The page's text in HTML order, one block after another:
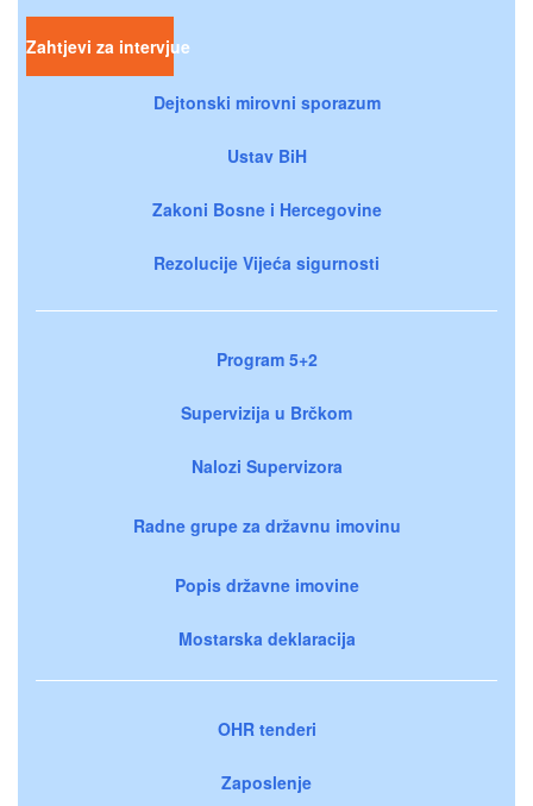
Zahtjevi za intervjue
Dejtonski mirovni sporazum
Ustav BiH
Zakoni Bosne i Hercegovine
Rezolucije Vijeća sigurnosti
Program 5+2
Supervizija u Brčkom
Nalozi Supervizora
Radne grupe za državnu imovinu
Popis državne imovine
Mostarska deklaracija
OHR tenderi
Zaposlenje